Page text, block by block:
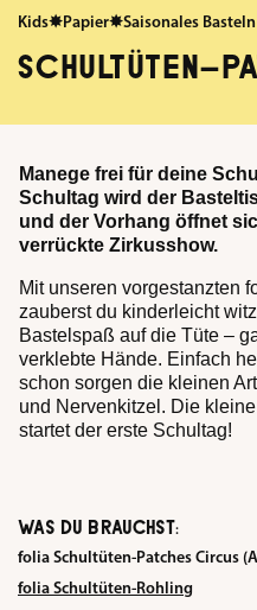
Kids✸Papier✸Saisonales Basteln
SCHULTÜTEN-
WAS DU BRAUCHST:
folia Schultüten-Patches Circus
folia Schultüten-Rohling
Manege frei für deine
Schultag wird der
und der Vorhang öffnet
verrückte Zirkusshow.
Mit unseren vorgestanzten
zauberst du kinderleicht
Bastelspaß auf die Tüte –
verklebte Hände. Einfach
schon sorgen die kleinen
und Nervenkitzel. Die
startet der erste Schultag!